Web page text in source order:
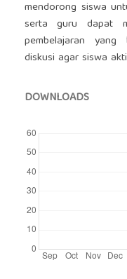
mendorong siswa
serta guru dapat
pembelajaran
diskusi agar siswa
DOWNLOADS